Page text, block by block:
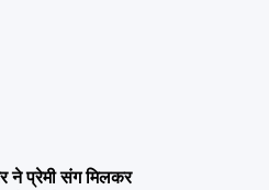
प्रेमी संग मिलकर